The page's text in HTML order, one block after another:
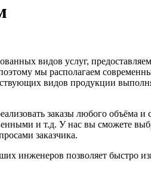
видов услуг,
мы располагаем
видов продукции
заказы любого объёма
и т.д. У нас вы сможете
заказчика.
инженеров позволяет быстро